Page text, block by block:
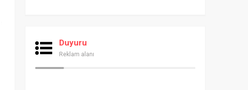
Duyuru
Reklam alanı